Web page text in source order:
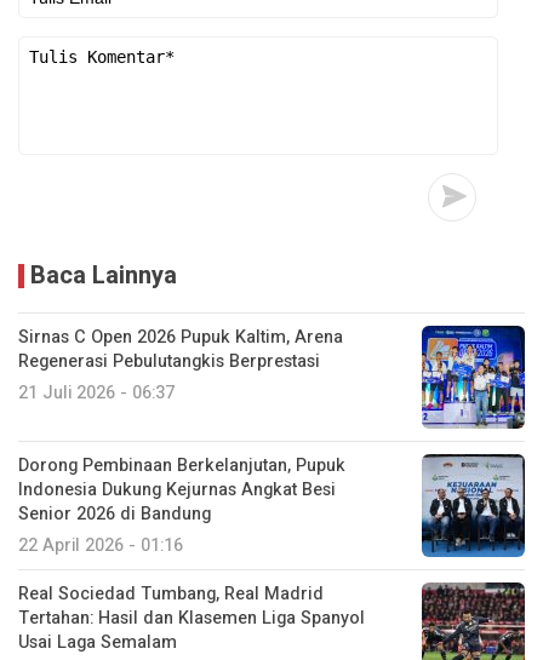
Baca Lainnya
Sirnas C Open 2026 Pupuk Kaltim, Arena
Regenerasi Pebulutangkis Berprestasi
21 Juli 2026 - 06:37
Dorong Pembinaan Berkelanjutan, Pupuk
Indonesia Dukung Kejurnas Angkat Besi
Senior 2026 di Bandung
22 April 2026 - 01:16
Real Sociedad Tumbang, Real Madrid
Tertahan: Hasil dan Klasemen Liga Spanyol
Usai Laga Semalam